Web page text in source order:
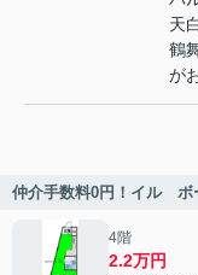
天
鶴
が
仲介手数料0円！イル
4階
2.2万円